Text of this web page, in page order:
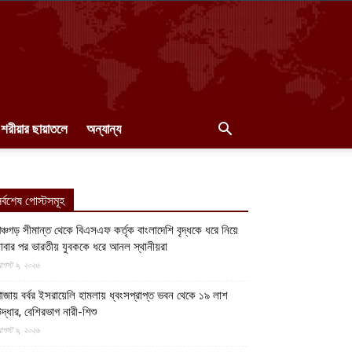
শরীয়ার ছায়াতলে অন্যান্য
পোস্টসমূহ
সীমান্ত থেকে বিএসএফ কর্তৃক বাংলাদেশি বৃদ্ধকে ধরে নিয়ে
পর ভারতীয় যুবককে ধরে আনল স্থানীয়রা
৯, ২০২৬
বর্বর ইসরায়েলি হামলায় ধ্বংসপ্রাপ্ত ভবন থেকে ১৯ লাশ
বেশিরভাগ নারী-শিশু
৯, ২০২৬